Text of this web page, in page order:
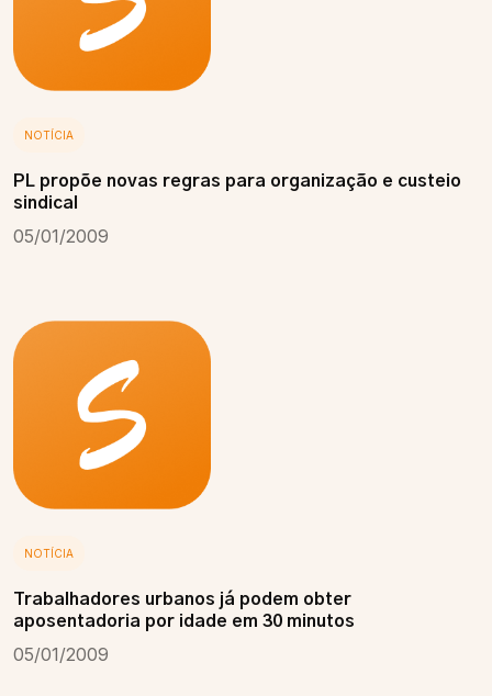
NOTÍCIA
PL propõe novas regras para organização e custeio
sindical
05/01/2009
NOTÍCIA
Trabalhadores urbanos já podem obter
aposentadoria por idade em 30 minutos
05/01/2009